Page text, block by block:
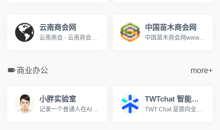
云南商会网
云南商会 - 云南商会网 - 云南商会联盟 - 昆明商会 - 昆明商会网 ...设为主页丨加入收藏丨关于我们丨联系我们欢迎来到云南商会网! 指导单位: 支持单位: 云南省招商合作局云南政协报社昆明市工商业联合会(总商会) 云南省浙江商会...www.ynshw168.com
中国苗木商会网
中国苗木商会网www.sococ.com.cn
商业办公 more+
小胖实验室
记录一个普通人在AI时代的学习与成长，分享工具使用心得、方法探索与效率实验，在不断实践中寻找属于自己的生产力路径。
TWTchat 智能客服
TWT Chat 是面向全球化团队的全场景智能客服与协作平台，支持在线聊天、工单、远程协助、音视频通话与 AI 能力，打通客户服务与内部协作流程，提升团队沟通与服务效率，立即注册，免费体验！